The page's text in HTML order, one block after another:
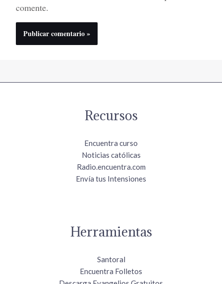
comente.
Recursos
Encuentra curso
Noticias católicas
Radio.encuentra.com
Envía tus Intensiones
Herramientas
Santoral
Encuentra Folletos